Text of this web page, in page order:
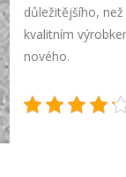
důležitějšího,
kvalitním
nového.